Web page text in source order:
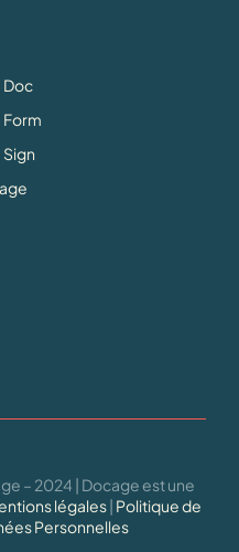
Doc
– 2024 | Docage est une
légales| Politique de
Personnelles